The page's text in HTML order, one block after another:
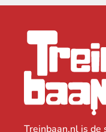
Treinbaan.nl is de